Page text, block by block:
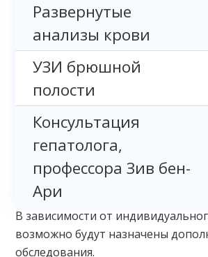
Развернутые
анализы крови
УЗИ брюшной
полости
Консультация
гепатолога,
профессора Зив бен-
Ари
В зависимости от
возможно будут назначены
обследования.